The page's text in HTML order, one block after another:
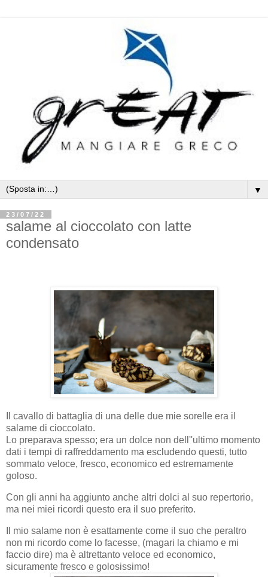
▼
23/07/22
salame al cioccolato con latte
condensato
Il cavallo di battaglia di una delle due mie sorelle era il
salame di cioccolato.
Lo preparava spesso; era un dolce non dell''ultimo momento
dati i tempi di raffreddamento ma escludendo questi, tutto
sommato veloce, fresco, economico ed estremamente
goloso.
Con gli anni ha aggiunto anche altri dolci al suo repertorio,
ma nei miei ricordi questo era il suo preferito.
Il mio salame non è esattamente come il suo che peraltro
non mi ricordo come lo facesse, (magari la chiamo e mi
faccio dire) ma è altrettanto veloce ed economico,
sicuramente fresco e golosissimo!